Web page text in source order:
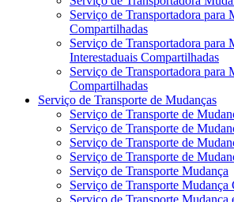
Serviço de Transportadora para
Compartilhadas
Serviço de Transportadora para
Interestaduais Compartilhadas
Serviço de Transportadora para
Compartilhadas
Serviço de Transporte de Mudanças
Serviço de Transporte de
Serviço de Transporte de
Serviço de Transporte de
Serviço de Transporte de
Serviço de Transporte Mudança
Serviço de Transporte Mudança
Serviço de Transporte Mudança